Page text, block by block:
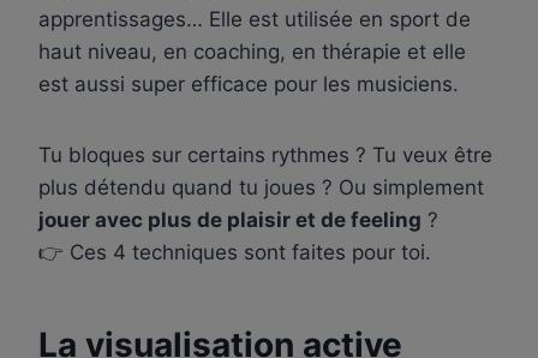
apprentissages… Elle est utilisée en sport de
haut niveau, en coaching, en thérapie et elle
est aussi super efficace pour les musiciens.
Tu bloques sur certains rythmes ? Tu veux être
plus détendu quand tu joues ? Ou simplement
jouer avec plus de plaisir et de feeling ?
👉 Ces 4 techniques sont faites pour toi.
La visualisation active